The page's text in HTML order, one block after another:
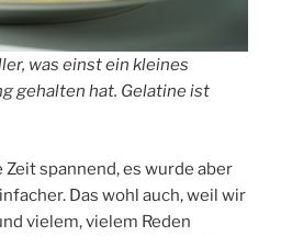
was einst ein kleines
gehalten hat. Gelatine ist
spannend, es wurde aber
Das wohl auch, weil wir
vielem, vielem Reden